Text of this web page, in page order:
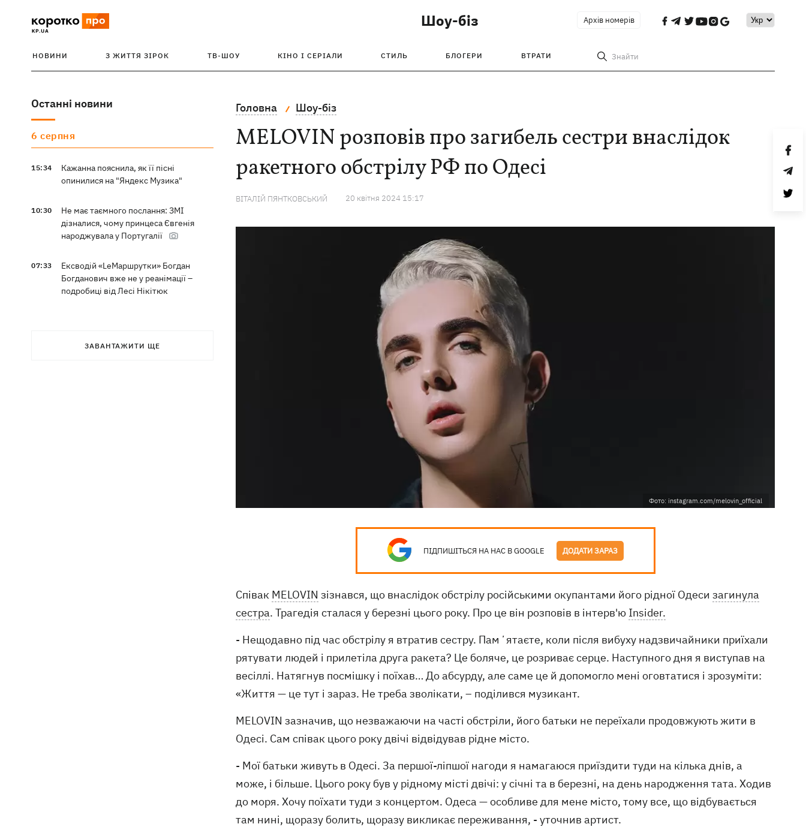
Шоу-біз Архів номерів
НОВИНИ З ЖИТТЯ ЗІРОК ТВ-ШОУ КІНО І СЕРІАЛИ СТИЛЬ БЛОГЕРИ ВТРАТИ Знайти
Останні новини
6 серпня
15:34
Кажанна пояснила, як її пісні
опинилися на "Яндекс Музика"
10:30
Не має таємного послання: ЗМІ
дізналися, чому принцеса Євгенія
народжувала у Португалії
07:33
Ексводій «LeМаршрутки» Богдан
Богданович вже не у реанімації –
подробиці від Лесі Нікітюк
ЗАВАНТАЖИТИ ЩЕ
Головна Шоу-біз
MELOVIN розповів про загибель сестри внаслідок
ракетного обстрілу РФ по Одесі
ВІТАЛІЙ ПЯНТКОВСЬКИЙ 20 квiтня 2024 15:17
Фото: instagram.com/melovin_official
ПІДПИШІТЬСЯ НА НАС В GOOGLE ДОДАТИ ЗАРАЗ
Співак MELOVIN зізнався, що внаслідок обстрілу російськими окупантами його рідної Одеси загинула
сестра. Трагедія сталася у березні цього року. Про це він розповів в інтерв'ю Insider.
- Нещодавно під час обстрілу я втратив сестру. Памʼятаєте, коли після вибуху надзвичайники приїхали
рятувати людей і прилетіла друга ракета? Це боляче, це розриває серце. Наступного дня я виступав на
весіллі. Натягнув посмішку і поїхав… До абсурду, але саме це й допомогло мені оговтатися і зрозуміти:
«Життя — це тут і зараз. Не треба зволікати, – поділився музикант.
MELOVIN зазначив, що незважаючи на часті обстріли, його батьки не переїхали продовжують жити в
Одесі. Сам співак цього року двічі відвідував рідне місто.
- Мої батьки живуть в Одесі. За першої-ліпшої нагоди я намагаюся приїздити туди на кілька днів, а
може, і більше. Цього року був у рідному місті двічі: у січні та в березні, на день народження тата. Ходив
до моря. Хочу поїхати туди з концертом. Одеса — особливе для мене місто, тому все, що відбувається
там нині, щоразу болить, щоразу викликає переживання, - уточнив артист.